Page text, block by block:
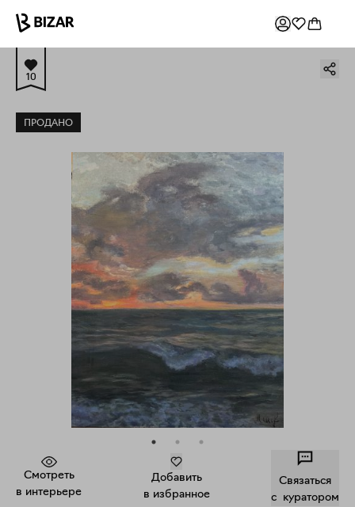
10
ПРОДАНО
Смотреть
в интерьере
Добавить
в избранное
Связаться
c куратором